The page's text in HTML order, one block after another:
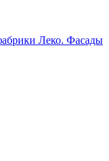
Леко. Фасады